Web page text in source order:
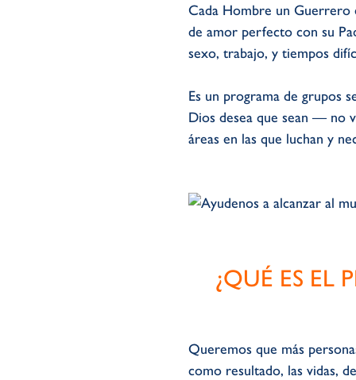
Cada Hombre un Guerrero
de amor perfecto con su
sexo, trabajo, y tiempos
Es un programa de grupos
Dios desea que sean — no
áreas en las que luchan y
¿QUÉ ES EL
Queremos que más
como resultado, las vidas,